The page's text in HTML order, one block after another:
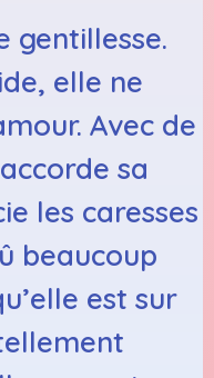
gentillesse.
elle ne
Avec de
sa
les caresses
beaucoup
est sur